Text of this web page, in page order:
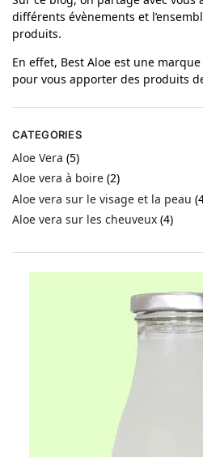
différents évènements et
produits.
En effet, Best Aloe est une
pour vous apporter des produits
CATEGORIES
Aloe Vera (5)
Aloe vera à boire (2)
Aloe vera sur le visage et la peau
Aloe vera sur les cheuveux (4)